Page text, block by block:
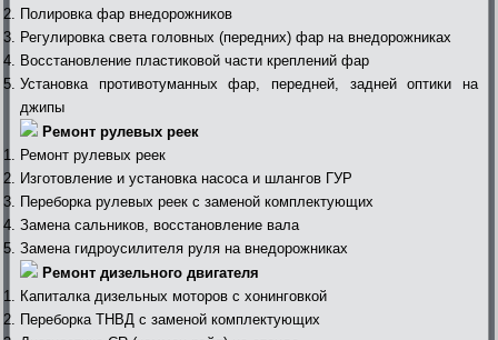
Полировка фар внедорожников
Регулировка света головных (передних) фар на внедорожниках
Восстановление пластиковой части креплений фар
Установка противотуманных фар, передней, задней оптики на
джипы
Ремонт рулевых реек
Ремонт рулевых реек
Изготовление и установка насоса и шлангов ГУР
Переборка рулевых реек с заменой комплектующих
Замена сальников, восстановление вала
Замена гидроусилителя руля на внедорожниках
Ремонт дизельного двигателя
Капиталка дизельных моторов с хонинговкой
Переборка ТНВД с заменой комплектующих